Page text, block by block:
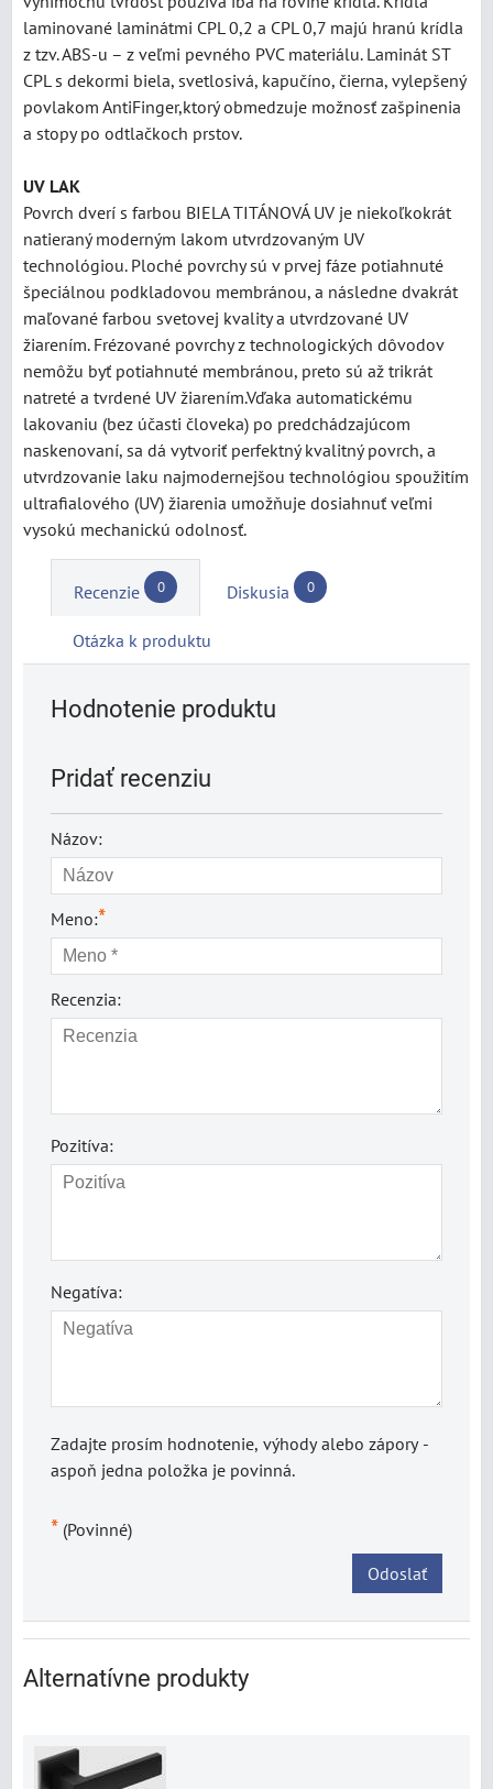
laminované laminátmi CPL 0,2 a CPL 0,7 majú hranú krídla
z tzv. ABS-u – z veľmi pevného PVC materiálu. Laminát ST
CPL s dekormi biela, svetlosivá, kapučíno, čierna, vylepšený
povlakom AntiFinger,ktorý obmedzuje možnosť zašpinenia
a stopy po odtlačkoch prstov.
UV LAK
Povrch dverí s farbou BIELA TITÁNOVÁ UV je niekoľkokrát
natieraný moderným lakom utvrdzovaným UV
technológiou. Ploché povrchy sú v prvej fáze potiahnuté
špeciálnou podkladovou membránou, a následne dvakrát
maľované farbou svetovej kvality a utvrdzované UV
žiarením. Frézované povrchy z technologických dôvodov
nemôžu byť potiahnuté membránou, preto sú až trikrát
natreté a tvrdené UV žiarením.Vďaka automatickému
lakovaniu (bez účasti človeka) po predchádzajúcom
naskenovaní, sa dá vytvoriť perfektný kvalitný povrch, a
utvrdzovanie laku najmodernejšou technológiou spoužitím
ultrafialového (UV) žiarenia umožňuje dosiahnuť veľmi
vysokú mechanickú odolnosť.
Recenzie 0 Diskusia 0
Otázka k produktu
Hodnotenie produktu
Pridať recenziu
Názov:
Meno:*
Recenzia:
Pozitíva:
Negatíva:
Zadajte prosím hodnotenie, výhody alebo zápory -
aspoň jedna položka je povinná.
* (Povinné)
Odoslať
Alternatívne produkty